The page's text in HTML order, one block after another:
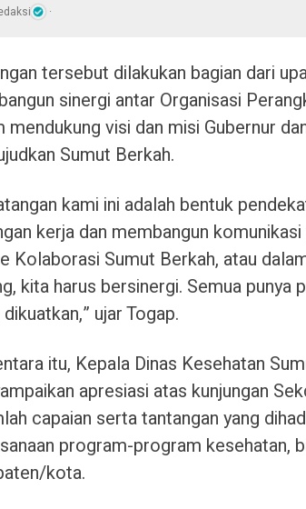
tersebut dilakukan bagian dari
sinergi antar Organisasi
mendukung visi dan misi Gubernur
Sumut Berkah.
kami ini adalah bentuk
kerja dan membangun
Kolaborasi Sumut Berkah, atau
kita harus bersinergi. Semua punya
ujar Togap.
itu, Kepala Dinas Kesehatan
apresiasi atas kunjungan
capaian serta tantangan yang
program-program kesehatan,
kota.